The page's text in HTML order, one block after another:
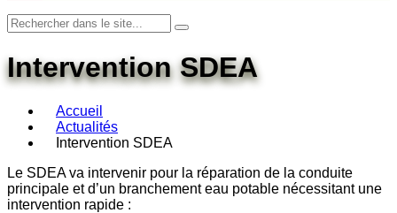
Intervention SDEA
Accueil
Actualités
Intervention SDEA
Le SDEA va intervenir pour la réparation de la conduite
principale et d’un branchement eau potable nécessitant une
intervention rapide :